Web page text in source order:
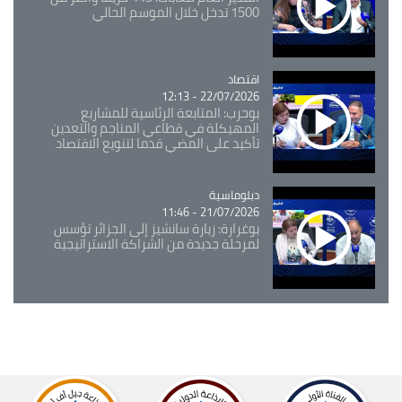
1500 تدخل خلال الموسم الحالي
Catégorie
اقتصاد
22/07/2026 - 12:13
بوحرب: المتابعة الرئاسية للمشاريع
المهيكلة في قطاعي المناجم والتعدين
تأكيد على المضي قدما لتنويع الاقتصاد
Catégorie
دبلوماسية
21/07/2026 - 11:46
بوغرارة: زيارة سانشيز إلى الجزائر تؤسس
لمرحلة جديدة من الشراكة الاستراتيجية